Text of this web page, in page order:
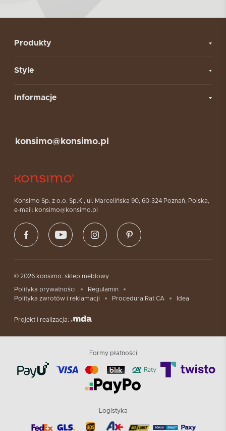
Produkty
Style
Informacje
Konsimo Sp. z o.o. Sp.K., ul. Marcelińska 90, 60-324 Poznań, Polska,
e-mail: konsimo@konsimo.pl
konsimo@konsimo.pl
© 2026 konsimo. sklep meblowy
Polityka prywatności
Regulamin
Polityka zwrotów i reklamacji
Procedura Rat CA Idea
Projekt i realizacja:
Formy płatności
Logistyka